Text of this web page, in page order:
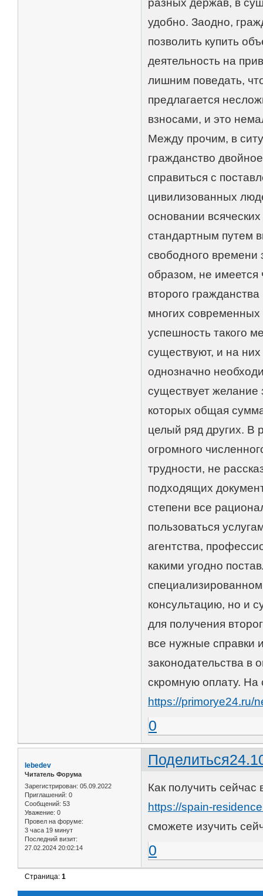
разных держав, в
удобно. Заодно,
позволить купить
деятельность на
лишним поведать,
предлагается
взносами, и это
Между прочим, в
гражданство
справиться с
цивилизованных
основании
стандартным путем
свободного времени
образом, не имеется
второго
многих
успешность такого
существуют, и на
однозначно
существует желание
которых общая
целый ряд других. В
огромного
трудности, не
подходящих
степени все
пользоваться
агентства,
какими угодно
консультацию, но и
для получения
все нужные справки
законодательства
скромную оплату. На
https://primorye24.ru/
0
Поделиться
lebedev
Читатель Форума
Зарегистрирован: 05.09.2022
Приглашений: 0
Сообщений: 53
Уважение: 0
Провел на форуме:
3 часа 19 минут
Последний визит:
27.02.2024 20:02:14
Как получить
https://spain-
сможете изучить
0
Страница:1